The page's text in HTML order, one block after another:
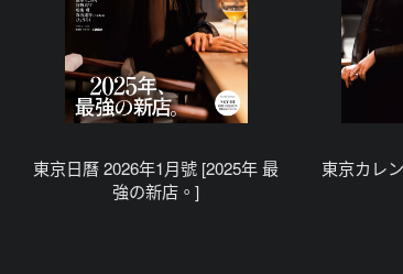
東京日曆 2026年1月號 [2025年 最
強の新店。]
東京カレ